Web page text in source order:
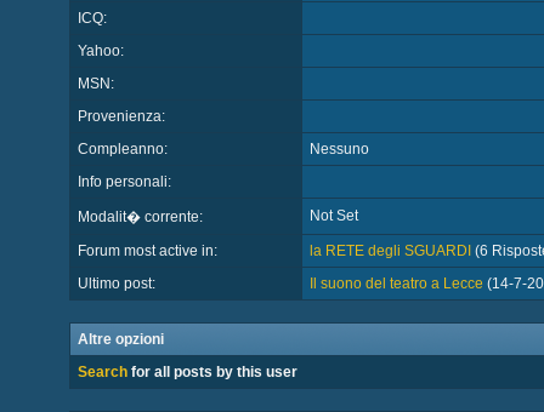
ICQ:
Yahoo:
MSN:
Provenienza:
Compleanno:
Nessuno
Info personali:
Modalit� corrente: Not Set
Forum most active in: la RETE degli SGUARDI (6
Ultimo post:
Il suono del teatro a Lecce (14-7-
Altre opzioni
Searchfor all posts by this user